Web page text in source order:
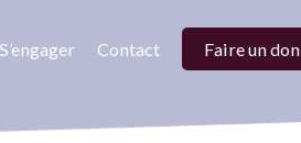
S’engager Contact Faire un don